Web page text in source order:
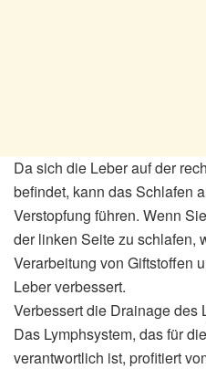
Da sich die Leber auf der
befindet, kann das Schlafen
Verstopfung führen. Wenn
der linken Seite zu schlafen,
Verarbeitung von Giftstoffen
Leber verbessert.
Verbessert die Drainage des
Das Lymphsystem, das für
verantwortlich ist, profitiert